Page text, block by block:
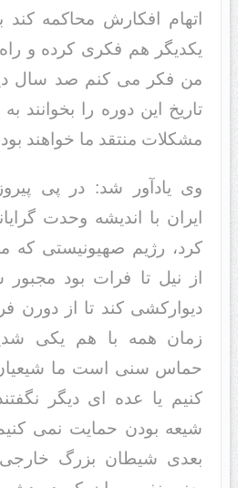
اتهام افکارش محاکمه کند
یکدیگر هم فکری کرده و راه
من فکر می کنم صد سال
تاریخ این دوره را بخوانند
مشکلات منتقد ما خواهند
وی یادآور شد: در پی
ایران با اندیشه وحدت
کرد، رژیم صهیونیستی
از نیل تا فرات بود
دیوارکشی کند تا از دورن
زمان همه با هم یکی
حماس سنی است ما
کنیم یا عده ای دیگر
شیعه بودن حمایت نمی
بعدی شیطان بزرگ